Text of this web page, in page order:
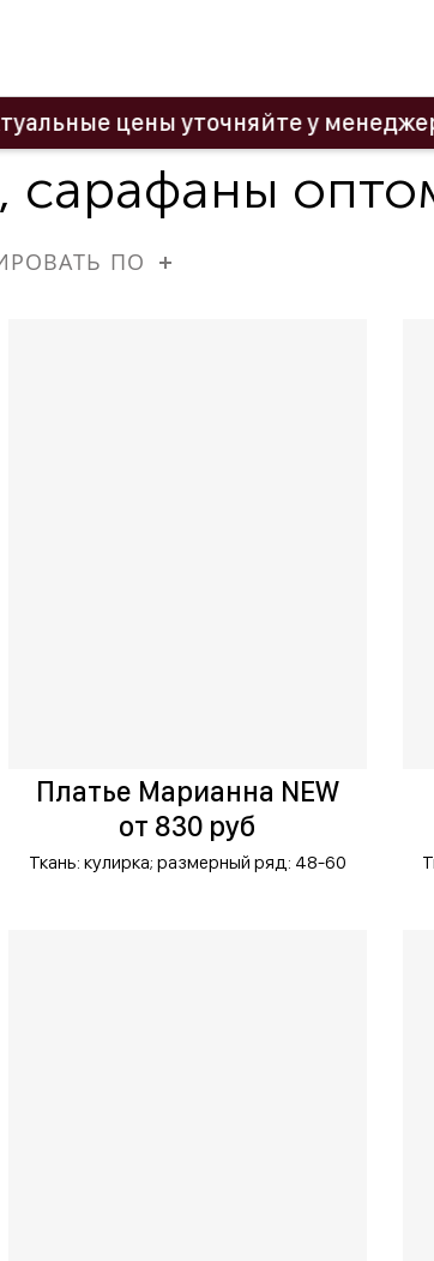
уточняйте у менеджеров.
ПО
Платье Марианна NEW
от 830 руб
Ткань: кулирка; размерный ряд: 48-60